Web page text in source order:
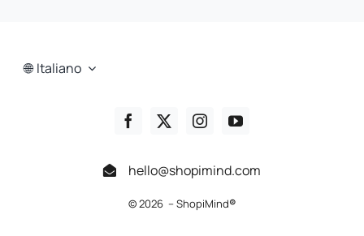
Italiano
hello@shopimind.com
© 2026 – ShopiMind®